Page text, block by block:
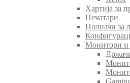
Хартија за
Печатари
Полначи за
Монитори и